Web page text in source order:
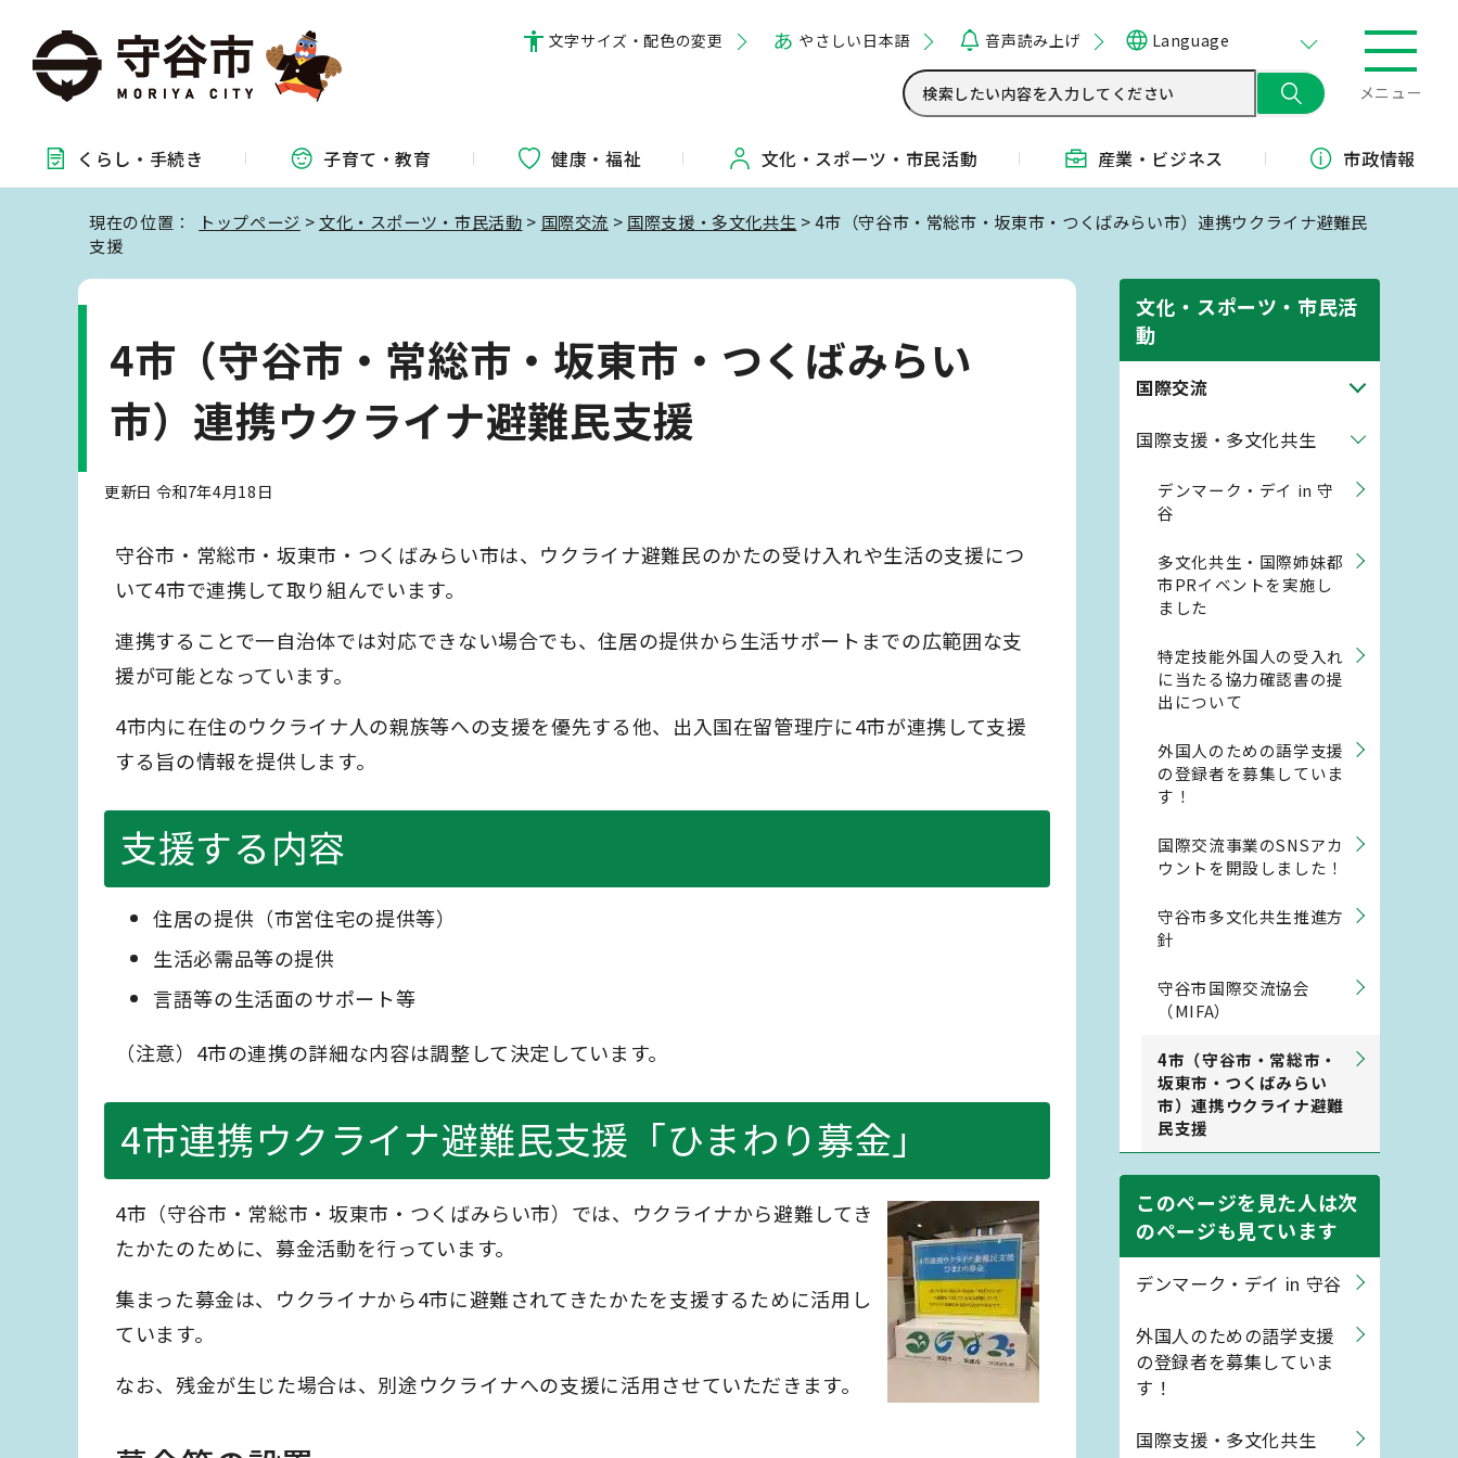
文字サイズ・配色の変更 やさしい日本語 音声読み上げ Language
メニュー
くらし・ 手続き 子育て・教育 健康・福祉 文化・ スポーツ・ 市民活動 産業・ ビジネス 市政情報
現在の位置： トップページ >文化・スポーツ・市民活動 > 国際交流 > 国際支援・多文化共生 > 4市（守谷市・常総市・坂東市・つくばみらい市）連携ウクライナ避難民
支援
4市（守谷市・常総市・坂東市・つくばみらい
市）連携ウクライナ避難民支援
更新日 令和7年4月18日
守谷市・常総市・坂東市・つくばみらい市は、ウクライナ避難民のかたの受け入れや生活の支援につ
いて4市で連携して取り組んでいます。
連携することで一自治体では対応できない場合でも、住居の提供から生活サポートまでの広範囲な支
援が可能となっています。
4市内に在住のウクライナ人の親族等への支援を優先する他、出入国在留管理庁に4市が連携して支援
する旨の情報を提供します。
支援する内容
住居の提供（市営住宅の提供等）
生活必需品等の提供
言語等の生活面のサポート等
（注意）4市の連携の詳細な内容は調整して決定しています。
4市連携ウクライナ避難民支援「ひまわり募金」
4市（守谷市・常総市・坂東市・つくばみらい市）では、ウクライナから避難してき
たかたのために、募金活動を行っています。
集まった募金は、ウクライナから4市に避難されてきたかたを支援するために活用し
ています。
なお、残金が生じた場合は、別途ウクライナへの支援に活用させていただきます。
文化・スポーツ・市民活
動
国際交流
国際支援・多文化共生
デンマーク・デイ in 守
谷
多文化共生・国際姉妹都
市PRイベントを実施し
ました
特定技能外国人の受入れ
に当たる協力確認書の提
出について
外国人のための語学支援
の登録者を募集していま
す！
国際交流事業のSNSアカ
ウントを開設しました！
守谷市多文化共生推進方
針
守谷市国際交流協会
（MIFA）
4市（守谷市・常総市・
坂東市・つくばみらい
市）連携ウクライナ避難
民支援
このページを見た人は次
のページも見ています
デンマーク・デイ in 守谷
外国人のための語学支援
の登録者を募集していま
す！
国際支援・多文化共生